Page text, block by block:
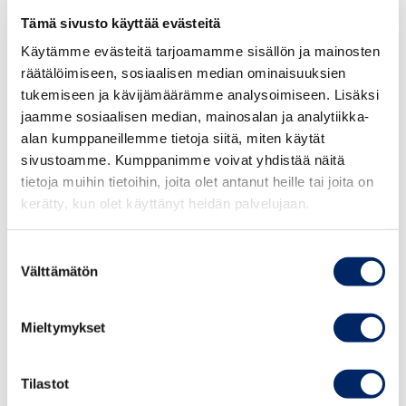
Tämä sivusto käyttää evästeitä
Käytämme evästeitä tarjoamamme sisällön ja mainosten
räätälöimiseen, sosiaalisen median ominaisuuksien
tukemiseen ja kävijämäärämme analysoimiseen. Lisäksi
jaamme sosiaalisen median, mainosalan ja analytiikka-
alan kumppaneillemme tietoja siitä, miten käytät
sivustoamme. Kumppanimme voivat yhdistää näitä
tietoja muihin tietoihin, joita olet antanut heille tai joita on
kerätty, kun olet käyttänyt heidän palvelujaan.
valinta
Välttämätön
Mieltymykset
Tilastot
paljon ongelmia, esimerkiksi OmaVero-palvelussa
liikesalaisuuksia voi päästä vääriin käsiin
puutteellisten valtuutusmahdollisuuksien vuoksi.
Uusien hankkeiden sijaan tulisikin hoitaa jo
käyttöönotetut palvelut kuntoon niin, että yritykset
voivat niitä mutkattomasti käyttää”, Kemell toteaa.
Kemell peräänkuuluttaa myös kunnollisia
vaikutusarvioita erilaisilta hankkeilta.
”Verohankkeiden ongelmana on monesti se, ettei
niiden todellisia vaikutuksia verotuottoihin tai
Näin ei tiedetä edes sitä, onko niillä positiivinen
Kemell mainitsee arvonlisäverotuksen tietosisällön